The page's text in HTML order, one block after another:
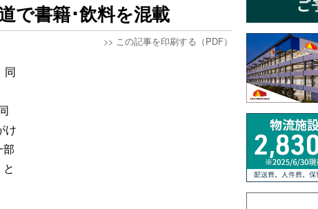
で書籍･飲料を混載
>> この記事を印刷する（PDF）
同
け
部